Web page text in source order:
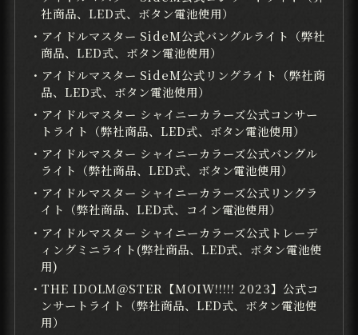
社商品、LED式、ボタン電池使用）
・アイドルマスター SideM公式バングルライト（弊社
商品、LED式、ボタン電池使用）
・アイドルマスター SideM公式リングライト（弊社商
品、LED式、ボタン電池使用）
・アイドルマスター シャイニーカラーズ公式コンサー
トライト（弊社商品、LED式、ボタン電池使用）
・アイドルマスター シャイニーカラーズ公式バングル
ライト（弊社商品、LED式、ボタン電池使用）
・アイドルマスター シャイニーカラーズ公式リングラ
イト（弊社商品、LED式、コイン電池使用）
・アイドルマスター シャイニーカラーズ公式トレーデ
ィングミニライト(弊社商品、LED式、ボタン電池使
用)
・THE IDOLM＠STER【MOIW!!!!! 2023】公式コ
ンサートライト（弊社商品、LED式、ボタン電池使
用）